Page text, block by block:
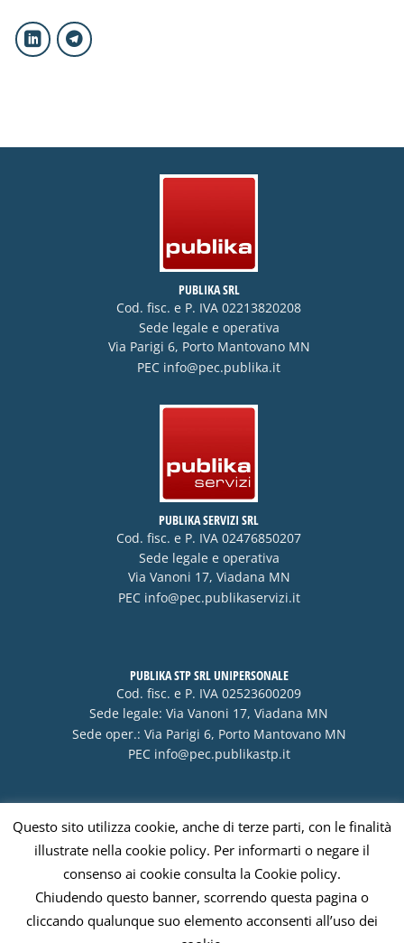
PUBLIKA SRL
Cod. fisc. e P. IVA 02213820208
Sede legale e operativa
Via Parigi 6, Porto Mantovano MN
PEC info@pec.publika.it
PUBLIKA SERVIZI SRL
Cod. fisc. e P. IVA 02476850207
Sede legale e operativa
Via Vanoni 17, Viadana MN
PEC info@pec.publikaservizi.it
PUBLIKA STP SRL UNIPERSONALE
Cod. fisc. e P. IVA 02523600209
Sede legale: Via Vanoni 17, Viadana MN
Sede oper.: Via Parigi 6, Porto Mantovano MN
PEC info@pec.publikastp.it
Visa PayPal Stripe MasterCardCash
On
Delivery
Copyright 2026 ©Publika s.r.l.C.F. e P. IVA 02213820208
Questo sito utilizza cookie, anche di terze parti, con le finalità
illustrate nella cookie policy. Per informarti o negare il
consenso ai cookie consulta la Cookie policy.
Chiudendo questo banner, scorrendo questa pagina o
cliccando qualunque suo elemento acconsenti all’uso dei